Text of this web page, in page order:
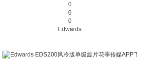
0
0
0
Edwards